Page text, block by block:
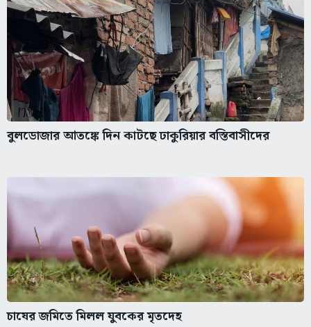
বুলডোজার আতঙ্কে দিন কাটছে ঢাকুরিয়ার বস্তিবাসীদের
চাষের জমিতে মিলল যুবকের মৃতদেহ